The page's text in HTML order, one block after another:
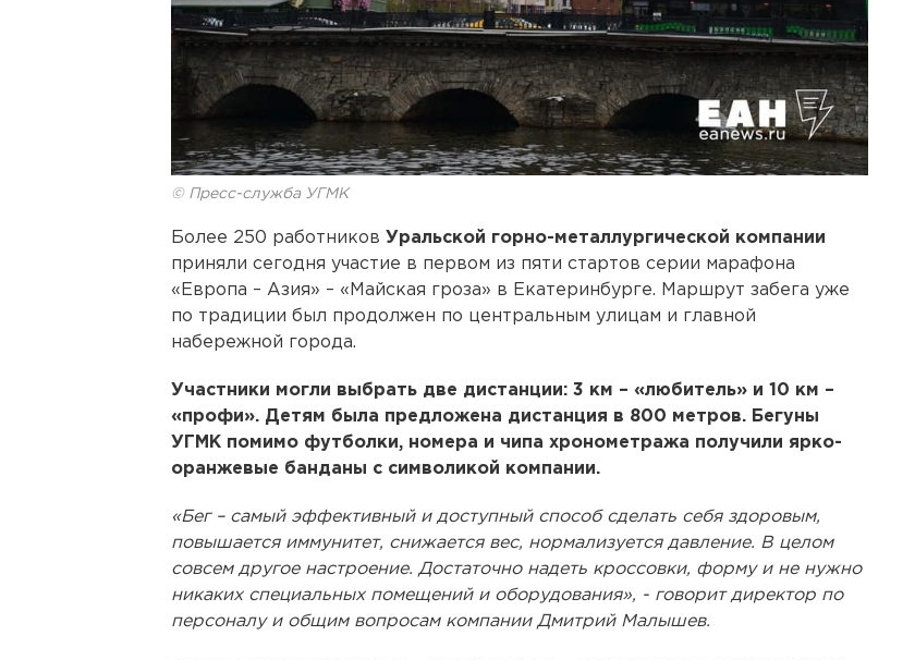
© Пресс-служба УГМК
Более 250 работников Уральской горно-металлургической компании
приняли сегодня участие в первом из пяти стартов серии марафона
«Европа – Азия» – «Майская гроза» в Екатеринбурге. Маршрут забега уже
по традиции был продолжен по центральным улицам и главной
набережной города.
Участники могли выбрать две дистанции: 3 км – «любитель» и 10 км –
«профи». Детям была предложена дистанция в 800 метров. Бегуны
УГМК помимо футболки, номера и чипа хронометража получили ярко-
оранжевые банданы с символикой компании.
«Бег – самый эффективный и доступный способ сделать себя здоровым,
повышается иммунитет, снижается вес, нормализуется давление. В целом
совсем другое настроение. Достаточно надеть кроссовки, форму и не нужно
никаких специальных помещений и оборудования», - говорит директор по
персоналу и общим вопросам компании Дмитрий Малышев.